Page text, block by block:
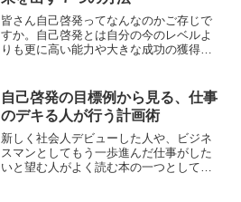
皆さん自己啓発ってなんなのかご存じで
すか。自己啓発とは自分の今のレベルよ
りも更に高い能力や大きな成功の獲得を
功させたい、仕事で成果をだして充実し
た人生を送りたい。と思いませんか。自
分の今のレベルをあげることって意外と
難しいですよね。しかし自己啓発の...
自己啓発の目標例から見る、仕事
のデキる人が行う計画術
新しく社会人デビューした人や、ビジネ
スマンとしてもう一歩進んだ仕事がした
いと望む人がよく読む本の一つとして、